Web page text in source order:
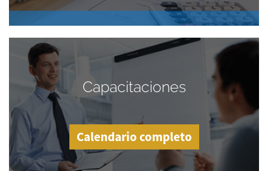
Capacitaciones
Calendario completo